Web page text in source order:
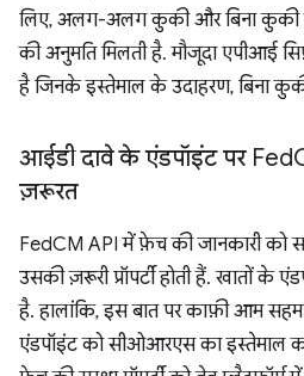
लिए, अलग-अलग कुकी और बिना कुकी
की अनुमति मिलती है. मौजूदा एपीआई
है जिनके इस्तेमाल के उदाहरण, बिना
आईडी दावे के एंडपॉइंट पर Fed
ज़रूरत
FedCM API में फ़ेच की जानकारी को
उसकी ज़रूरी प्रॉपर्टी होती हैं. खातों के
है. हालांकि, इस बात पर काफ़ी आम
एंडपॉइंट को सीओआरएस का इस्तेमाल